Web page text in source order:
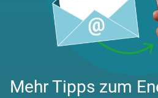
Mehr Tipps zum